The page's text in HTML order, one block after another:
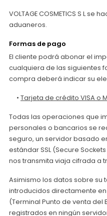
VOLTAGE COSMETICS S L
aduaneros.
Formas de pago
El cliente podrá abonar el
cualquiera de las siguientes
compra deberá indicar su
• Tarjeta de crédito VISA o
Todas las operaciones que
personales o bancarios se
seguro, un servidor basado
estándar SSL (Secure
nos transmita viaja cifrada a
Asimismo los datos sobre su
introducidos directamente
(Terminal Punto de venta del
registrados en ningún servidor